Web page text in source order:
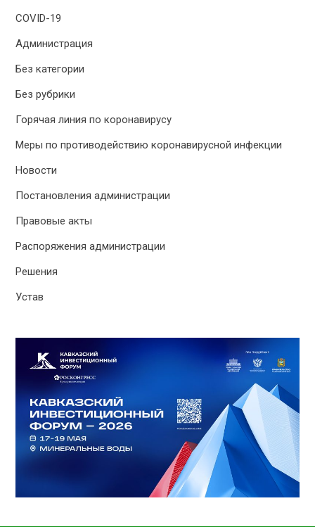
COVID-19
Администрация
Без категории
Без рубрики
Горячая линия по коронавирусу
Меры по противодействию коронавирусной инфекции
Новости
Постановления администрации
Правовые акты
Распоряжения администрации
Решения
Устав